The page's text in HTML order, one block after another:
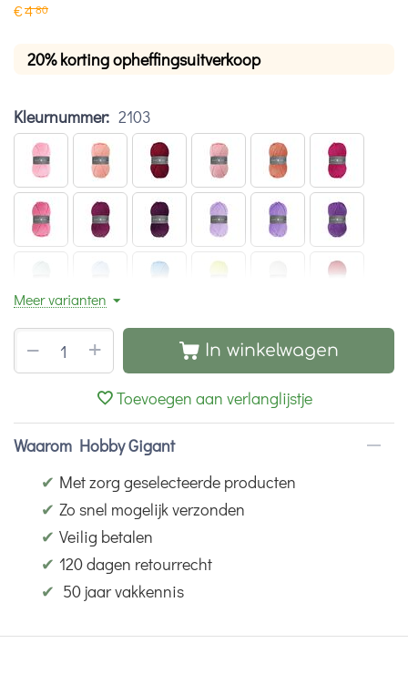
€480
20% korting opheffingsuitverkoop
Kleurnummer: 2103
Meer varianten
+
− In winkelwagen
Toevoegen aan verlanglijstje
Waarom Hobby Gigant
✔ Met zorg geselecteerde producten
✔ Zo snel mogelijk verzonden
✔ Veilig betalen
✔ 120 dagen retourrecht
✔ 50 jaar vakkennis